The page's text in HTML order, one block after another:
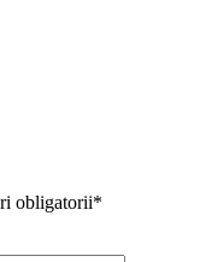
obligatorii*